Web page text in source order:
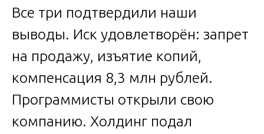
Все три подтвердили наши
выводы. Иск удовлетворён: запрет
на продажу, изъятие копий,
компенсация 8,3 млн рублей.
Программисты открыли свою
компанию. Холдинг подал